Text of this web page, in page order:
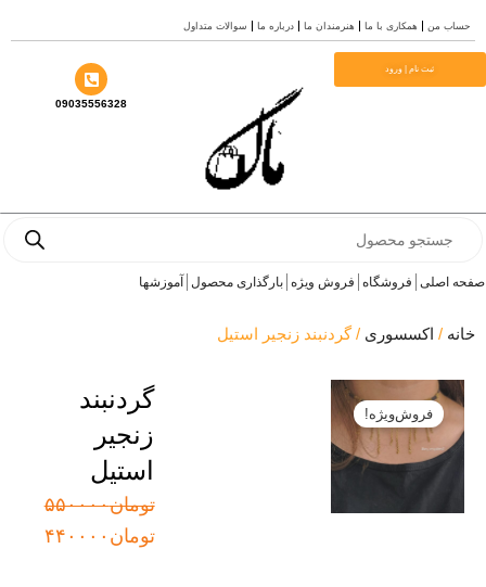
من همکاری با ما هنرمندان ما درباره ما سوالات متداول
ثبت نام | ورود
09035556328
فروشگاه فروش ویژه بارگذاری محصول آموزشها
/اکسسوری/ گردنبند زنجیر استیل
فروش‌ویژه!
گردنبند
زنجیر
استیل
تومان۵۵۰۰۰۰قیمت
اصلی:
تومان۴۴۰۰۰۰
قیمت
فعلی: